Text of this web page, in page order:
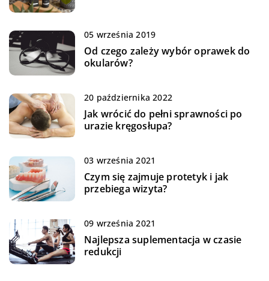
05 września 2019
Od czego zależy wybór oprawek do
okularów?
20 października 2022
Jak wrócić do pełni sprawności po
urazie kręgosłupa?
03 września 2021
Czym się zajmuje protetyk i jak
przebiega wizyta?
09 września 2021
Najlepsza suplementacja w czasie
redukcji